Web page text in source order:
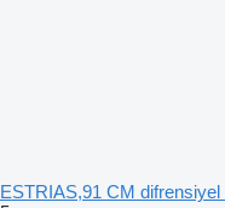
ESTRIAS,91 CM difrensiyel